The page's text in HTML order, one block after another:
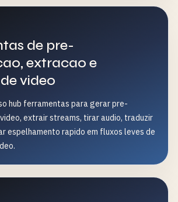
de pre-
extracao e
video
hub ferramentas para gerar pre-
extrair streams, tirar audio, traduzir
espelhamento rapido em fluxos leves de